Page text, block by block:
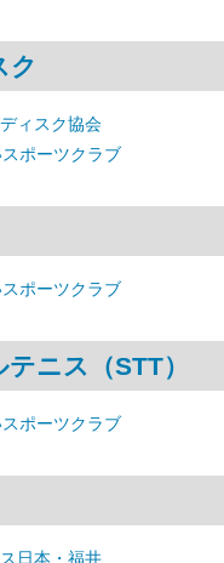
ク
ィスク協会
ポーツクラブ
ポーツクラブ
ニス（STT）
ポーツクラブ
日本・福井